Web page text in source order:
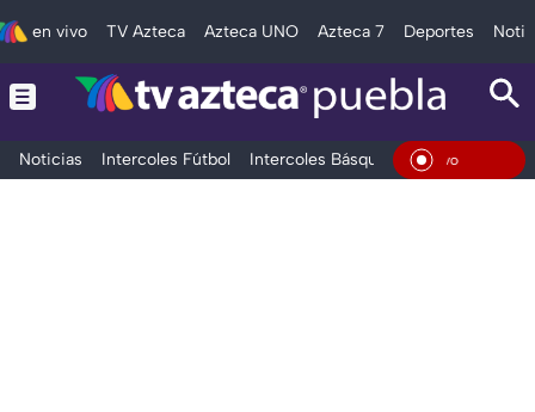
en vivo TV Azteca Azteca UNO Azteca 7 Deportes
Noticias Intercoles Fútbol Intercoles Básquetbol Deportes En